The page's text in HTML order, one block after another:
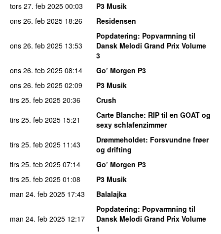
tors 27. feb 2025 00:03
P3 Musik
ons 26. feb 2025 18:26 Residensen
ons 26. feb 2025 13:53
Popdatering: Popvarmning til
Dansk Melodi Grand Prix Volume
3
ons 26. feb 2025 08:14
Go’ Morgen P3
ons 26. feb 2025 02:09
P3 Musik
tirs 25. feb 2025 20:36
Crush
tirs 25. feb 2025 15:21 Carte Blanche: RIP til en GOAT og
sexy schlafenzimmer
tirs 25. feb 2025 11:43 Drømmeholdet: Forsvundne frøer
og drifting
tirs 25. feb 2025 07:14
Go’ Morgen P3
tirs 25. feb 2025 01:08
P3 Musik
man 24. feb 2025 17:43 Balalajka
man 24. feb 2025 12:17
Popdatering: Popvarmning til
Dansk Melodi Grand Prix Volume
1